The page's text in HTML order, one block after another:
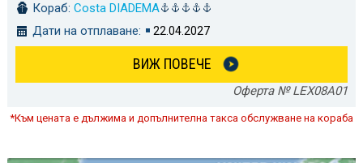
Кораб: Costa DIADEMA
Дати на отплаване:
22.04.2027
ВИЖ ПОВЕЧЕ
Оферта № LEX08A01
*Към цената е дължима и допълнителна такса обслужване на кораба